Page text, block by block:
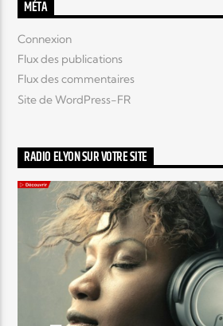
MÉTA
Connexion
Flux des publications
Flux des commentaires
Site de WordPress-FR
RADIO ELYON SUR VOTRE SITE